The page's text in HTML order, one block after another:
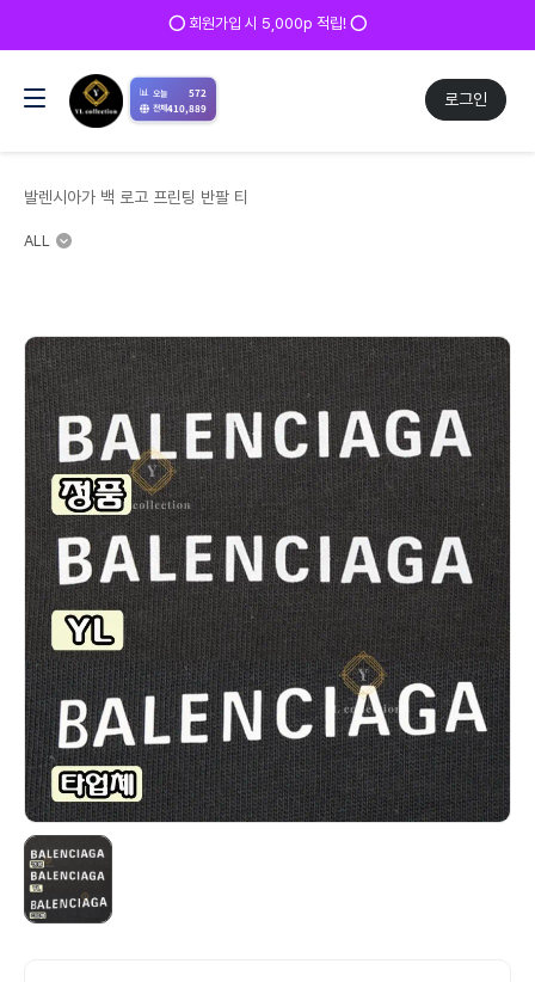
✅ 매일 방문 후 로그인 시 200p 적립! ✅
로그인
📊 오늘 572
전체410,889
발렌시아가 백 로고 프린팅 반팔 티
ALL